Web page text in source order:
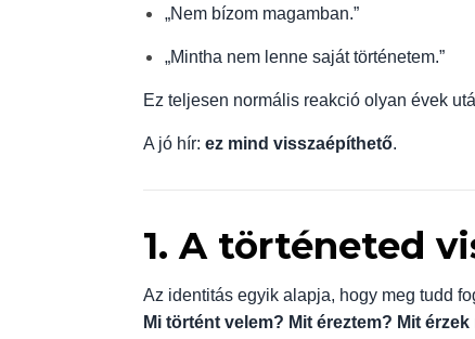
„Nem bízom magamban.”
„Mintha nem lenne saját történetem.”
Ez teljesen normális reakció olyan évek
A jó hír: ez mind visszaépíthető.
1. A történeted
Az identitás egyik alapja, hogy meg tudd
Mi történt velem? Mit éreztem? Mit érzek